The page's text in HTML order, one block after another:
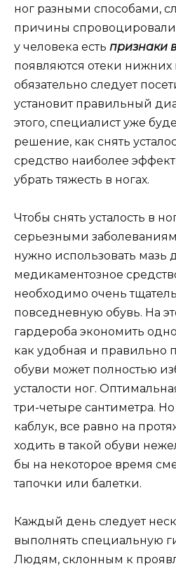
ног разными способами,
причины спровоцировали
у человека есть признаки
появляются отеки нижних
обязательно следует
установит правильный
этого, специалист уже
решение, как снять
средство наиболее
убрать тяжесть в ногах.
Чтобы снять усталость в
серьезными
нужно использовать мазь
медикаментозное
необходимо очень
повседневную обувь. На
гардероба экономить
как удобная и правильно
обуви может полностью
усталости ног.
три-четыре сантиметра.
каблук, все равно на
ходить в такой обуви
бы на некоторое время
тапочки или балетки.
Каждый день следует
выполнять специальную
Людям, склонным к